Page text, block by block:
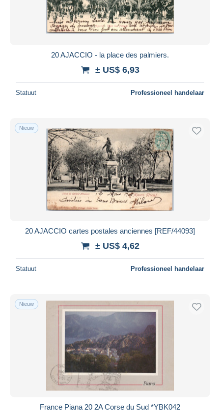
20 AJACCIO - la place des palmiers.
± US$ 6,93
Statuut Professioneel handelaar
Nieuw
20 AJACCIO cartes postales anciennes [REF/44093]
± US$ 4,62
Statuut Professioneel handelaar
Nieuw
France Piana 20 2A Corse du Sud *YBK042